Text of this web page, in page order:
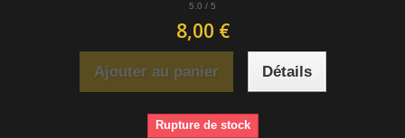
5.0 / 5
8,00 €
Ajouter au panier Détails
Rupture de stock